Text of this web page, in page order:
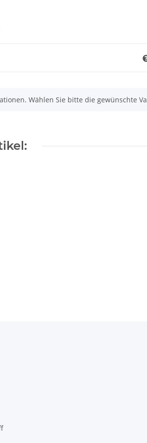
Wählen Sie bitte die gewünschte